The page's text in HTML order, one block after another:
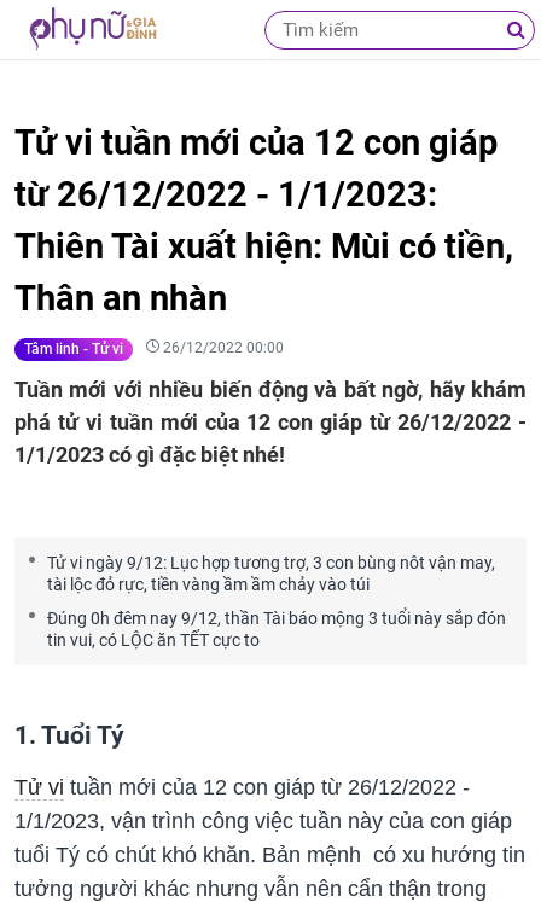
Tử vi tuần mới của 12 con giáp
từ 26/12/2022 - 1/1/2023:
Thiên Tài xuất hiện: Mùi có tiền,
Thân an nhàn
Tâm linh - Tử vi 26/12/2022 00:00
Tuần mới với nhiều biến động và bất ngờ, hãy khám
phá tử vi tuần mới của 12 con giáp từ 26/12/2022 -
1/1/2023 có gì đặc biệt nhé!
Tử vi ngày 9/12: Lục hợp tương trợ, 3 con bùng nôt vận may,
tài lộc đỏ rực, tiền vàng ầm ầm chảy vào túi
Đúng 0h đêm nay 9/12, thần Tài báo mộng 3 tuổi này sắp đón
tin vui, có LỘC ăn TẾT cực to
1. Tuổi Tý
Tử vi tuần mới của 12 con giáp từ 26/12/2022 -
1/1/2023, vận trình công việc tuần này của con giáp
tuổi Tý có chút khó khăn. Bản mệnh có xu hướng tin
tưởng người khác nhưng vẫn nên cẩn thận trong